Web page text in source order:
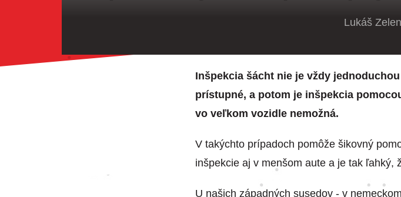
Lukáš
Inšpekcia šácht nie je vždy
prístupné, a potom je inšpekcia
vo veľkom vozidle nemožná.
V takýchto prípadoch pomôže šikovný
inšpekcie aj v menšom aute a je tak ľahký,
U našich západných susedov - v